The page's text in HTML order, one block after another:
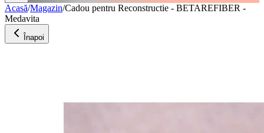
Acasă/Magazin/Cadou pentru Reconstructie - BETAREFIBER -
Medavita
Înapoi